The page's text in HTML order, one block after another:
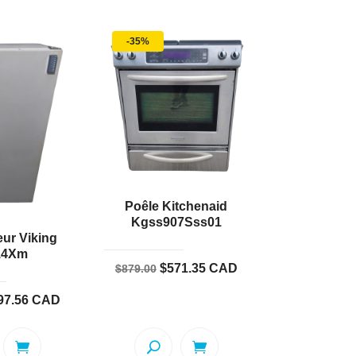
Viking
Le
actuel
CAD
-35%
Poêle Kitchenaid
Kgss907Sss01
$879.00 Le
$879.00.
$571.35Le
$571.35.
CAD